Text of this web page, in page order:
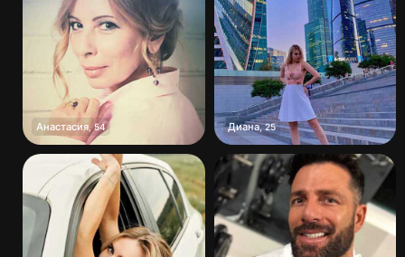
Анастасия,54 Диана,25